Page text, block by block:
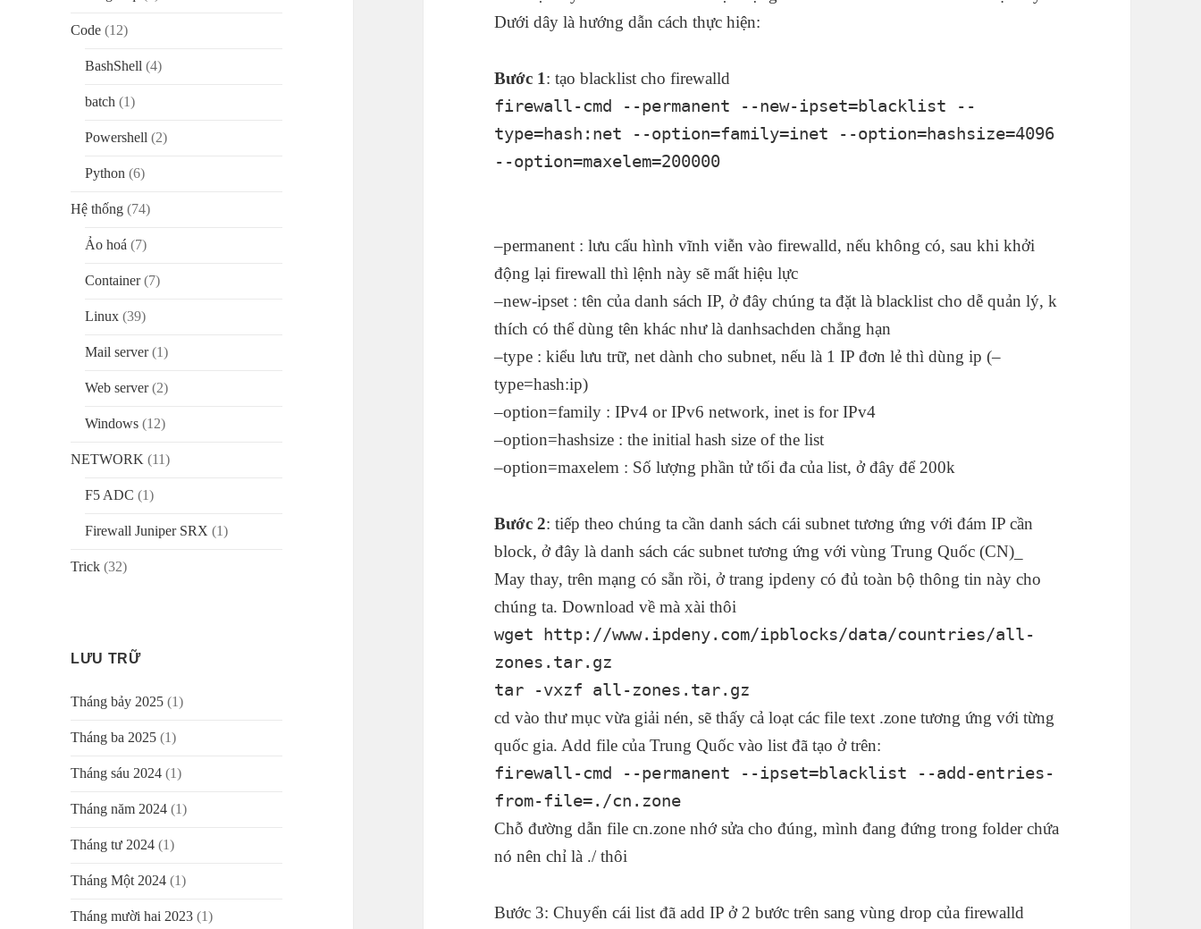
Code (12)
BashShell (4)
batch (1)
Powershell (2)
Python (6)
Hệ thống (74)
Ảo hoá (7)
Container(7)
Linux (39)
Mail server(1)
Web server(2)
Windows (12)
NETWORK (11)
F5 ADC (1)
Firewall Juniper SRX (1)
Trick (32)
LƯU TRỮ
Tháng bảy 2025 (1)
Tháng ba 2025 (1)
Tháng sáu 2024 (1)
Tháng năm 2024 (1)
Tháng tư 2024 (1)
Tháng Một 2024 (1)
Tháng mười hai 2023 (1)
Dưới dây là hướng dẫn cách thực hiện:
Bước 1: tạo blacklist cho firewalld
firewall-cmd --permanent --new-ipset=blacklist --
type=hash:net --option=family=inet --option=hashsize=4096
--option=maxelem=200000
–permanent : lưu cấu hình vĩnh viễn vào firewalld, nếu không có, sau khi khởi
động lại firewall thì lệnh này sẽ mất hiệu lực
–new-ipset : tên của danh sách IP, ở đây chúng ta đặt là blacklist cho dễ quản lý, k
thích có thể dùng tên khác như là danhsachden chẳng hạn
–type : kiểu lưu trữ, net dành cho subnet, nếu là 1 IP đơn lẻ thì dùng ip (–
type=hash:ip)
–option=family : IPv4 or IPv6 network, inet is for IPv4
–option=hashsize : the initial hash size of the list
–option=maxelem : Số lượng phần tử tối đa của list, ở đây để 200k
Bước 2: tiếp theo chúng ta cần danh sách cái subnet tương ứng với đám IP cần
block, ở đây là danh sách các subnet tương ứng với vùng Trung Quốc (CN)_
May thay, trên mạng có sẵn rồi, ở trang ipdeny có đủ toàn bộ thông tin này cho
chúng ta. Download về mà xài thôi
wget http://www.ipdeny.com/ipblocks/data/countries/all-
zones.tar.gz
tar -vxzf all-zones.tar.gz
cd vào thư mục vừa giải nén, sẽ thấy cả loạt các file text .zone tương ứng với từng
quốc gia. Add file của Trung Quốc vào list đã tạo ở trên:
firewall-cmd --permanent --ipset=blacklist --add-entries-
from-file=./cn.zone
Chỗ đường dẫn file cn.zone nhớ sửa cho đúng, mình đang đứng trong folder chứa
nó nên chỉ là ./ thôi
Bước 3: Chuyển cái list đã add IP ở 2 bước trên sang vùng drop của firewalld